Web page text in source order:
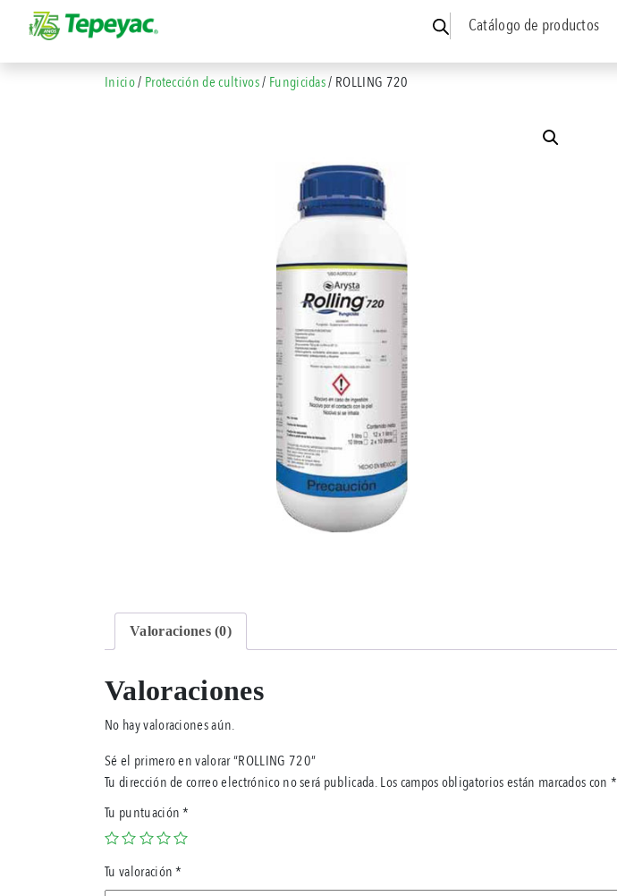
Catálogo de productos
Inicio/ Protección de cultivos/ Fungicidas/ ROLLING 720
Valoraciones (0)
Valoraciones
No hay valoraciones aún.
Sé el primero en valorar “ROLLING 720”
Tu dirección de correo electrónico no será publicada.Los campos obligatorios están marcados con*
Tu puntuación*
Tu valoración*